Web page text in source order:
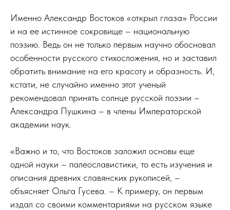
Именно Александр Востоков «открыл глаза» России
и на ее истинное сокровище – национальную
поэзию. Ведь он не только первым научно обосновал
особенности русского стихосложения, но и заставил
обратить внимание на его красоту и образность. И,
кстати, не случайно именно этот ученый
рекомендовал принять солнце русской поэзии –
Александра Пушкина – в члены Императорской
академии наук.
«Важно и то, что Востоков заложил основы еще
одной науки – палеославистики, то есть изучения и
описания древних славянских рукописей, –
объясняет Ольга Гусева. – К примеру, он первым
издал со своими комментариями на русском языке